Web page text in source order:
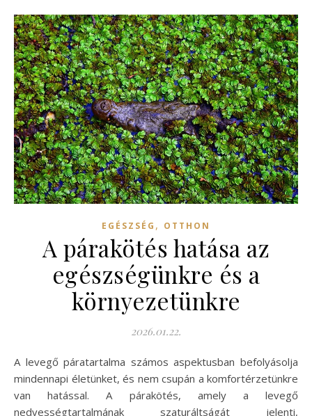
EGÉSZSÉG , OTTHON
A párakötés hatása az
egészségünkre és a
környezetünkre
2026.01.22.
A levegő páratartalma számos aspektusban befolyásolja
mindennapi életünket, és nem csupán a komfortérzetünkre
van hatással. A párakötés, amely a levegő
nedvességtartalmának szaturáltságát jelenti,